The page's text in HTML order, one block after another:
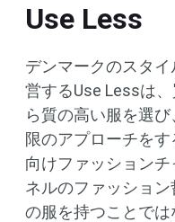
Use Less
デンマークのスタ
営するUse Lessは
ら質の高い服を選
限のアプローチを
向けファッション
ネルのファッショ
の服を持つことでは